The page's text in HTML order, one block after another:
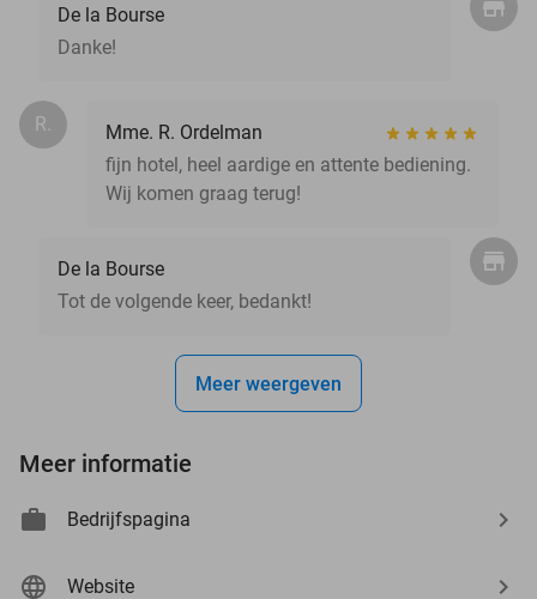
De la Bourse
Danke!
R.
Mme. R. Ordelman
fijn hotel, heel aardige en attente bediening.
Wij komen graag terug!
De la Bourse
Tot de volgende keer, bedankt!
Meer weergeven
Meer informatie
Bedrijfspagina
Website